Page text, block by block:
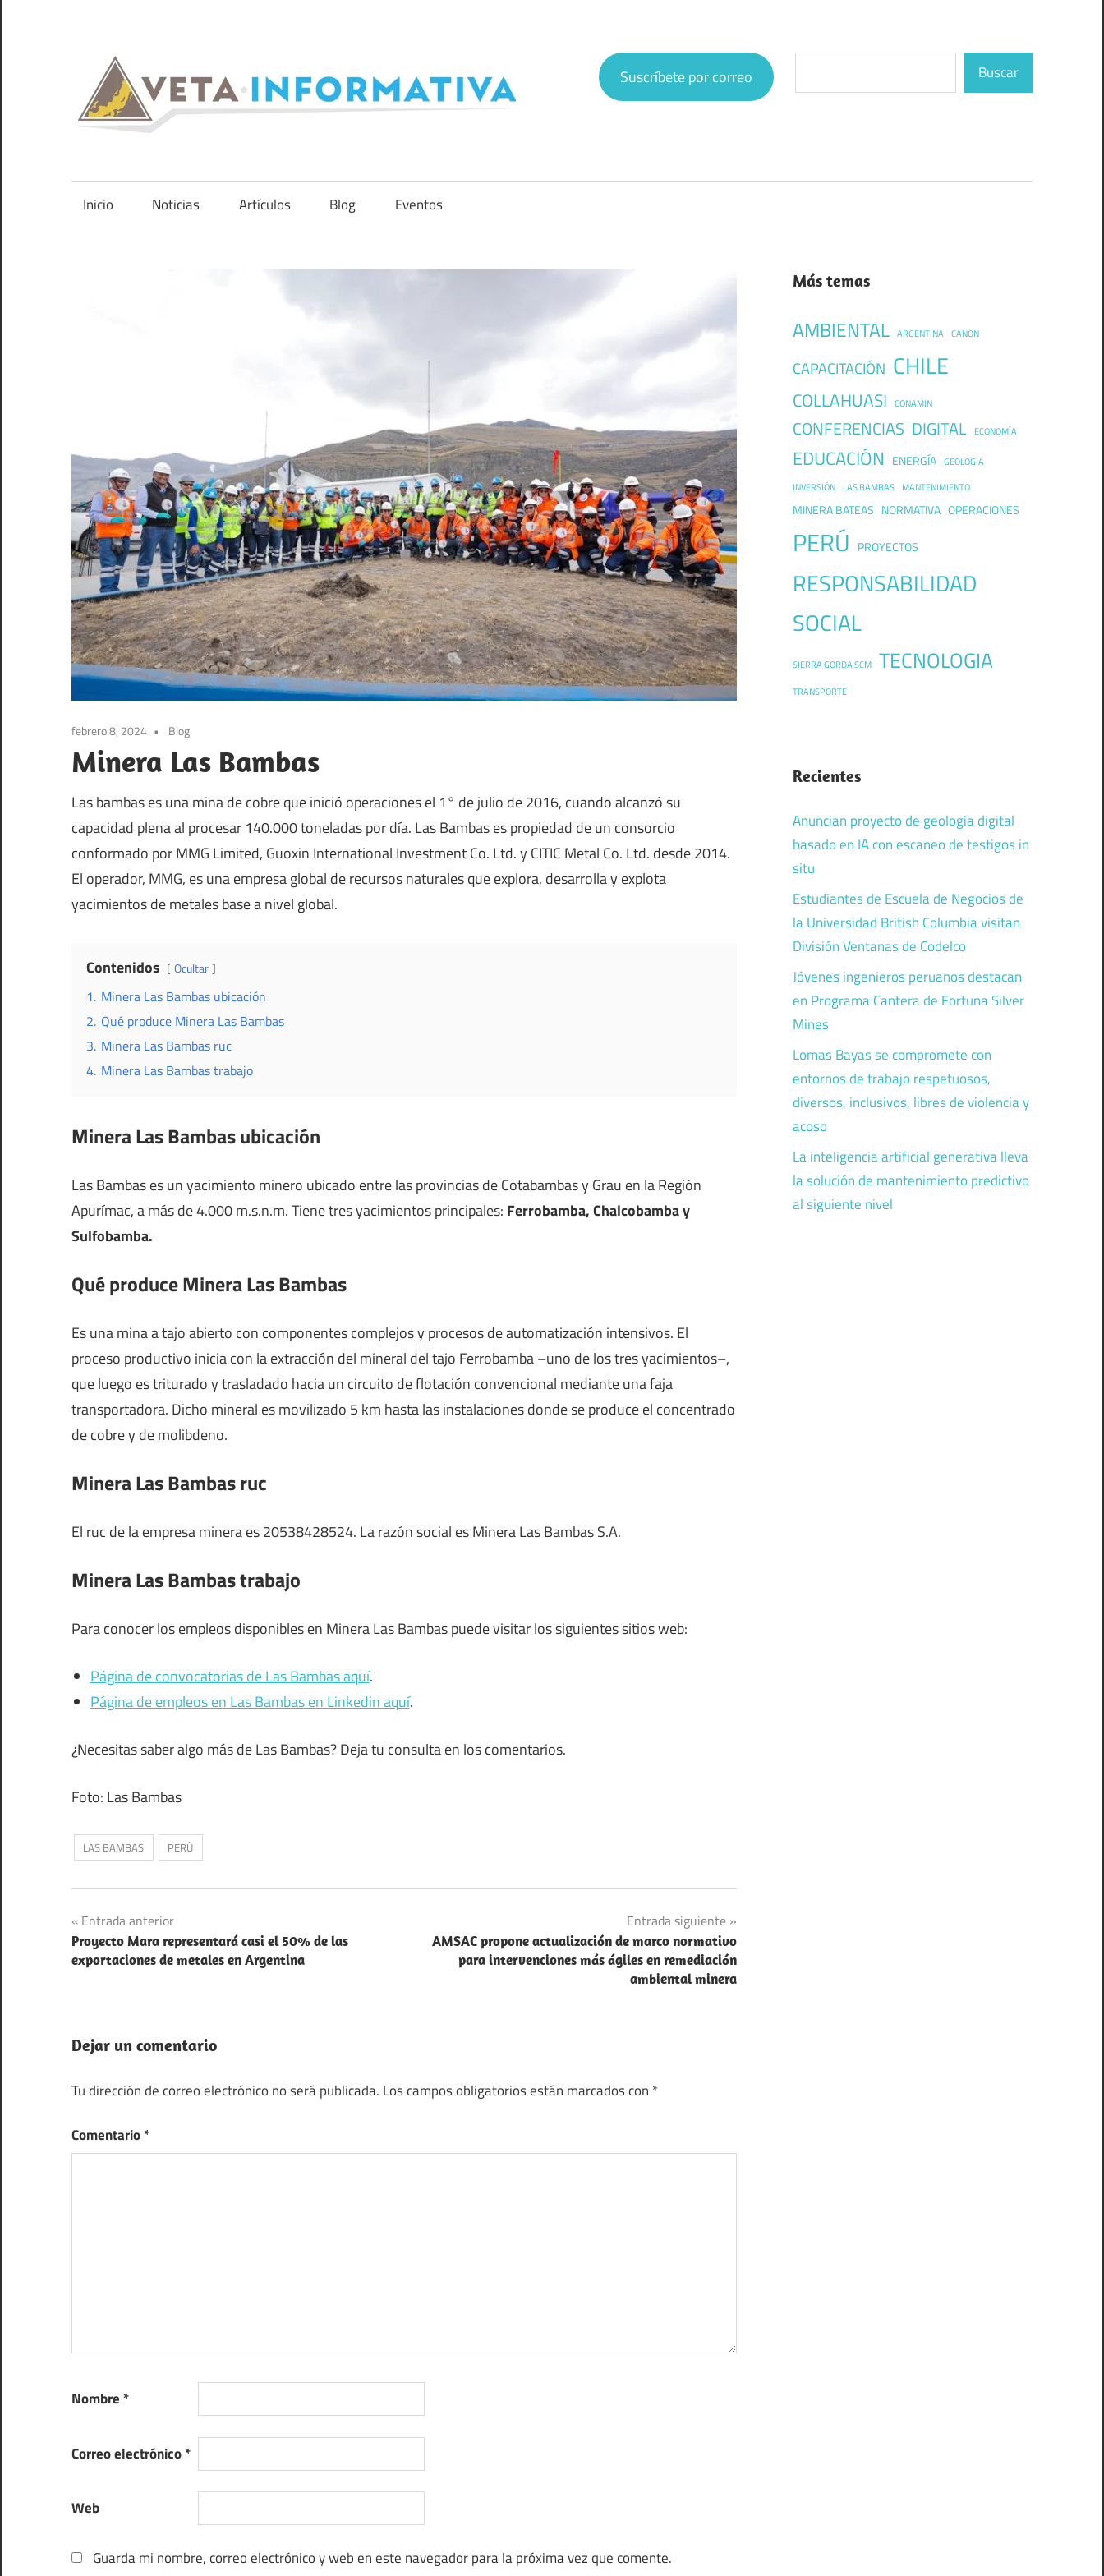
contenido
Veta
minería
Buscar
Suscríbete por correo
Inicio Noticias Artículos Blog Eventos
febrero 8, 2024 Blog
Minera Las Bambas
Las bambas es una mina de cobre que inició operaciones el 1° de julio de 2016, cuando alcanzó su
capacidad plena al procesar 140.000 toneladas por día. Las Bambas es propiedad de un consorcio
conformado por MMG Limited, Guoxin International Investment Co. Ltd. y CITIC Metal Co. Ltd. desde 2014.
El operador, MMG, es una empresa global de recursos naturales que explora, desarrolla y explota
yacimientos de metales base a nivel global.
Contenidos Ocultar
1. Minera Las Bambas ubicación
2. Qué produce Minera Las Bambas
3. Minera Las Bambas ruc
4. Minera Las Bambas trabajo
Minera Las Bambas ubicación
Las Bambas es un yacimiento minero ubicado entre las provincias de Cotabambas y Grau en la Región
Apurímac, a más de 4.000 m.s.n.m. Tiene tres yacimientos principales: Ferrobamba, Chalcobamba y
Sulfobamba.
Qué produce Minera Las Bambas
Es una mina a tajo abierto con componentes complejos y procesos de automatización intensivos. El
proceso productivo inicia con la extracción del mineral del tajo Ferrobamba –uno de los tres yacimientos–,
que luego es triturado y trasladado hacia un circuito de flotación convencional mediante una faja
transportadora. Dicho mineral es movilizado 5 km hasta las instalaciones donde se produce el concentrado
de cobre y de molibdeno.
Minera Las Bambas ruc
El ruc de la empresa minera es 20538428524. La razón social es Minera Las Bambas S.A.
Minera Las Bambas trabajo
Para conocer los empleos disponibles en Minera Las Bambas puede visitar los siguientes sitios web:
Página de convocatorias de Las Bambas aquí.
Página de empleos en Las Bambas en Linkedin aquí.
¿Necesitas saber algo más de Las Bambas? Deja tu consulta en los comentarios.
Foto: Las Bambas
LAS BAMBAS PERÚ
Navegación
de
Entrada anterior
Proyecto Mara representará casi el 50% de las
exportaciones de metales en Argentina
Entrada siguiente
AMSAC propone actualización de marco normativo
para intervenciones más ágiles en remediación
ambiental minera
Dejar un comentario
Tu dirección de correo electrónico no será publicada. Los campos obligatorios están marcados con *
Comentario*
Nombre *
Correo electrónico*
Web
Guarda mi nombre, correo electrónico y web en este navegador para la próxima vez que comente.
Más temas
AMBIENTAL ARGENTINA CANON
CAPACITACIÓN CHILE
COLLAHUASI CONAMIN
CONFERENCIAS DIGITAL ECONOMÍA
EDUCACIÓN ENERGÍA GEOLOGIA
INVERSIÓN
LAS BAMBAS MANTENIMIENTO
MINERA BATEAS NORMATIVA OPERACIONES
PERÚ PROYECTOS
RESPONSABILIDAD
SOCIAL
SIERRA GORDA SCM TECNOLOGIA
TRANSPORTE
Recientes
Anuncian proyecto de geología digital
basado en IA con escaneo de testigos in
situ
Estudiantes de Escuela de Negocios de
la Universidad British Columbia visitan
División Ventanas de Codelco
Jóvenes ingenieros peruanos destacan
en Programa Cantera de Fortuna Silver
Mines
Lomas Bayas se compromete con
entornos de trabajo respetuosos,
diversos, inclusivos, libres de violencia y
acoso
La inteligencia artificial generativa lleva
la solución de mantenimiento predictivo
al siguiente nivel